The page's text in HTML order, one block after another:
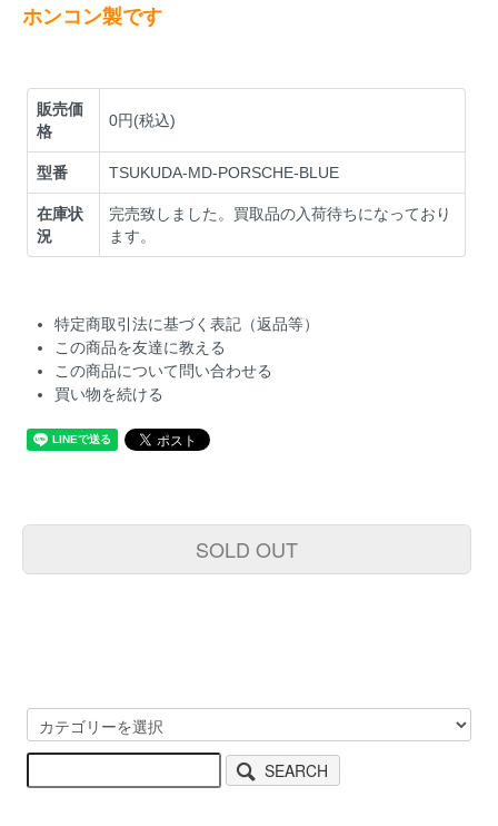
ホンコン製です
販売価
格
0円(税込)
型番 TSUKUDA-MD-PORSCHE-BLUE
在庫状
況
完売致しました。買取品の入荷待ちになっており
ます。
特定商取引法に基づく表記（返品等）
この商品を友達に教える
この商品について問い合わせる
買い物を続ける
SOLD OUT
SEARCH